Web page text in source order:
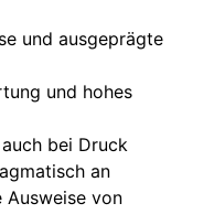
und ausgeprägte
und hohes
bei Druck
an
Ausweise von